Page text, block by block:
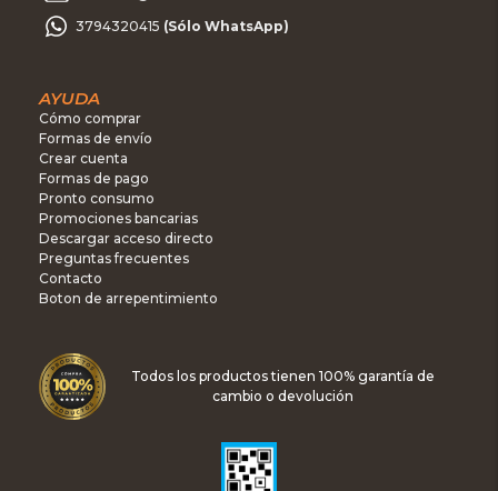
3794320415 (Sólo WhatsApp)
AYUDA
Cómo comprar
Formas de envío
Crear cuenta
Formas de pago
Pronto consumo
Promociones bancarias
Descargar acceso directo
Preguntas frecuentes
Contacto
Boton de arrepentimiento
Todos los productos tienen 100% garantía de
cambio o devolución